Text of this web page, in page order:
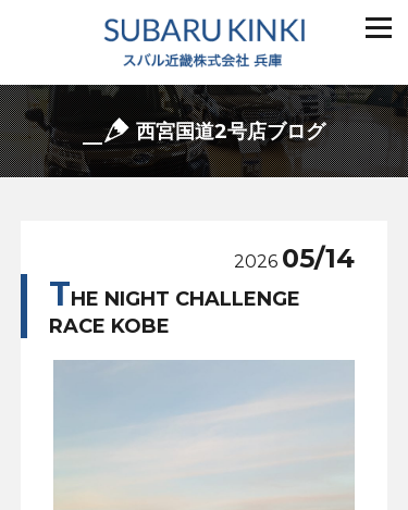
西宮国道2号店ブログ
2026 05/14
THE NIGHT CHALLENGE
RACE KOBE